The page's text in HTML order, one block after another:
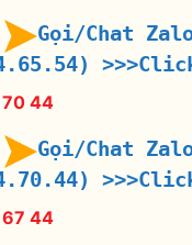
Gọi/Chat
44
Gọi/Chat
44